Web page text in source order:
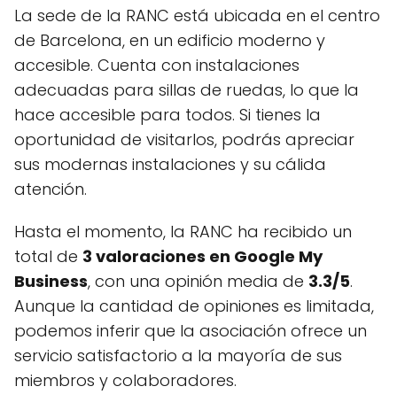
La sede de la RANC está ubicada en el centro
de Barcelona, en un edificio moderno y
accesible. Cuenta con instalaciones
adecuadas para sillas de ruedas, lo que la
hace accesible para todos. Si tienes la
oportunidad de visitarlos, podrás apreciar
sus modernas instalaciones y su cálida
atención.
Hasta el momento, la RANC ha recibido un
total de 3 valoraciones en Google My
Business, con una opinión media de 3.3/5.
Aunque la cantidad de opiniones es limitada,
podemos inferir que la asociación ofrece un
servicio satisfactorio a la mayoría de sus
miembros y colaboradores.